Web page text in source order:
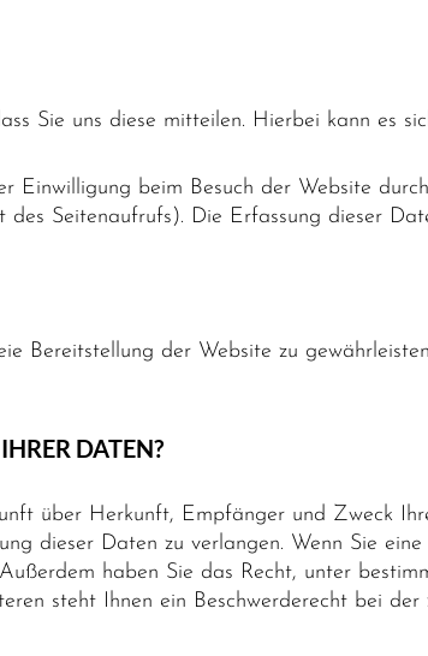
Sie uns diese mitteilen. Hierbei kann es
beim Besuch der Website
des Seitenaufrufs). Die Erfassung dieser
Bereitstellung der Website zu
DATEN?
über Herkunft, Empfänger und Zweck
dieser Daten zu verlangen. Wenn Sie
haben Sie das Recht, unter
steht Ihnen ein Beschwerderecht bei